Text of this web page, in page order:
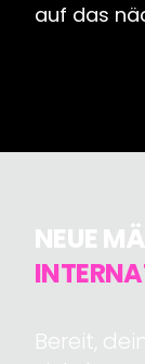
auf das
NEUE
Bereit,